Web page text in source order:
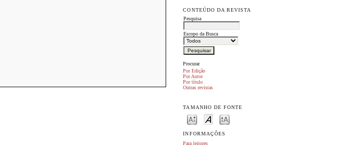
CONTEÚDO DA REVISTA
Pesquisa
Escopo da Busca
Procurar
Por Edição
Por Autor
Por título
Outras revistas
TAMANHO DE FONTE
INFORMAÇÕES
Para leitores